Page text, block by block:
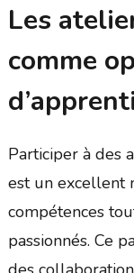
Les
comme
Participer à des
est un excellent
compétences
passionnés. Ce